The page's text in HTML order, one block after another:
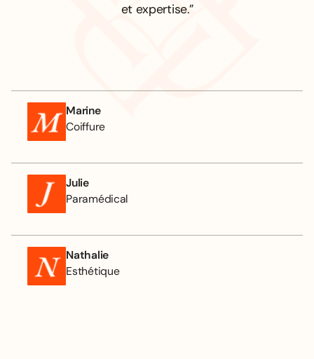
Marine
Coiffure
Julie
Paramédical
Nathalie
Esthétique
et expertise.”